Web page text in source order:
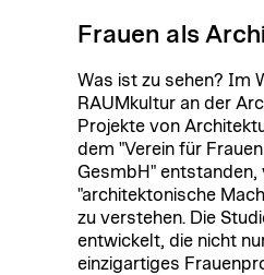
Frauen als
Was ist zu sehen? Im
RAUMkultur an der
Projekte von
dem "Verein für
GesmbH" entstanden,
"architektonische
zu verstehen. Die
entwickelt, die nicht
einzigartiges